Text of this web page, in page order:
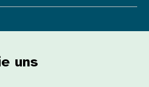
uns